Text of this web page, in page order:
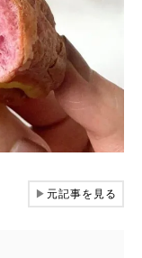
▶元記事を見る